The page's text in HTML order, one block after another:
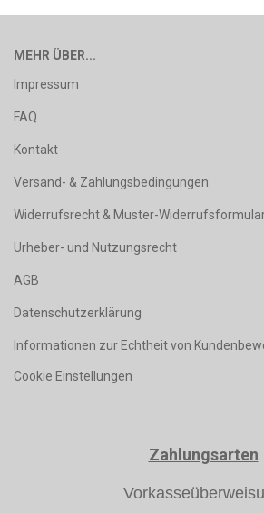
MEHR ÜBER...
Impressum
FAQ
Kontakt
Versand- & Zahlungsbedingungen
Widerrufsrecht & Muster-
Urheber- und Nutzungsrecht
AGB
Datenschutzerklärung
Informationen zur Echtheit von
Cookie Einstellungen
Zahlungsarten